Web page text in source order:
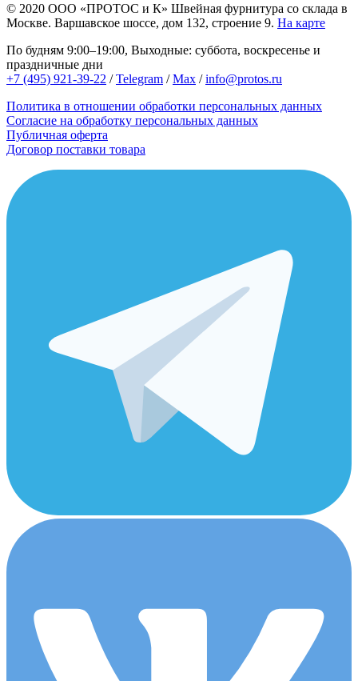
© 2020 ООО «ПРОТОС и К» Швейная фурнитура со склада в
Москве. Варшавское шоссе, дом 132, строение 9. На карте
По будням 9:00–19:00, Выходные: суббота, воскресенье и
праздничные дни
+7 (495) 921-39-22 /Telegram /Max /info@protos.ru
Политика в отношении обработки персональных данных
Согласие на обработку персональных данных
Публичная оферта
Договор поставки товара